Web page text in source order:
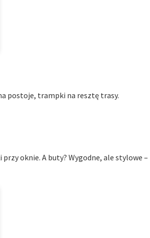
postoje, trampki na resztę trasy.
oknie. A buty? Wygodne, ale stylowe –